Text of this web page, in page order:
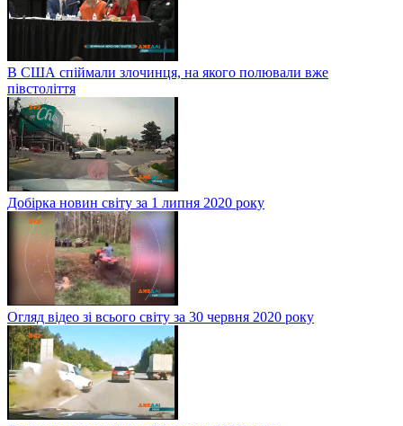
В США спіймали злочинця, на якого полювали вже
півстоліття
Добірка новин світу за 1 липня 2020 року
Огляд відео зі всього світу за 30 червня 2020 року